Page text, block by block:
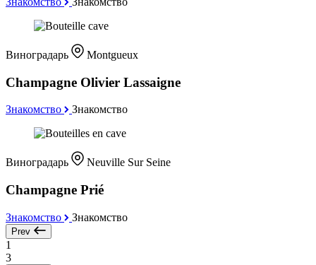
Виноградарь Montgueux
Champagne Olivier Lassaigne
Знакомство Знакомство
Виноградарь Neuville Sur Seine
Champagne Prié
Знакомство Знакомство
Prev
1
3